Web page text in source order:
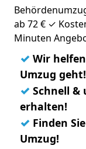
ab 72 € ✓
Minuten
✓ Wir
Umzug geht!
✓ Schnell &
erhalten!
✓ Finden
Umzug!